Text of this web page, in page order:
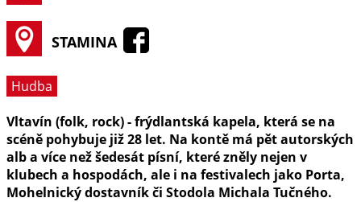
STAMINA
Hudba
Vltavín (folk, rock) - frýdlantská kapela, která se na
scéně pohybuje již 28 let. Na kontě má pět autorských
alb a více než šedesát písní, které zněly nejen v
klubech a hospodách, ale i na festivalech jako Porta,
Mohelnický dostavník či Stodola Michala Tučného.